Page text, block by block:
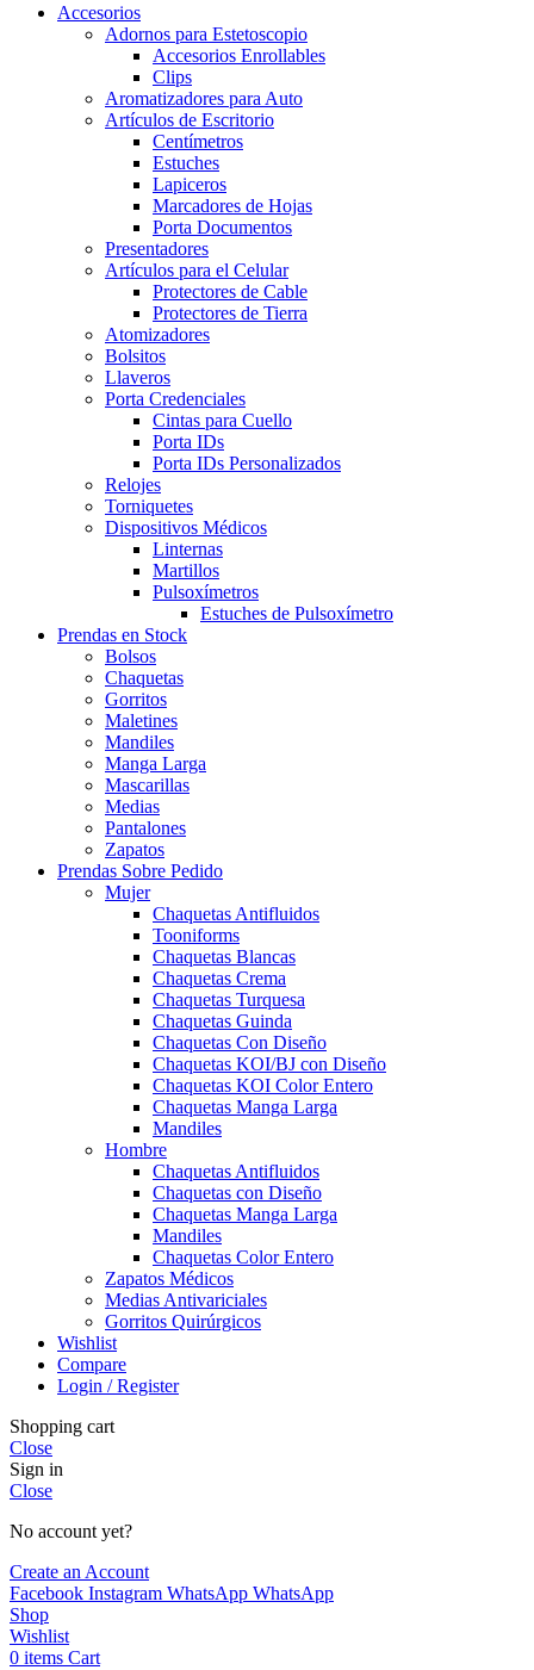
Accesorios
Adornos para Estetoscopio
Accesorios Enrollables
Clips
Aromatizadores para Auto
Artículos de Escritorio
Centímetros
Estuches
Lapiceros
Marcadores de Hojas
Porta Documentos
Presentadores
Artículos para el Celular
Protectores de Cable
Protectores de Tierra
Atomizadores
Bolsitos
Llaveros
Porta Credenciales
Cintas para Cuello
Porta IDs
Porta IDs Personalizados
Relojes
Torniquetes
Dispositivos Médicos
Linternas
Martillos
Pulsoxímetros
Estuches de Pulsoxímetro
Prendas en Stock
Bolsos
Chaquetas
Gorritos
Maletines
Mandiles
Manga Larga
Mascarillas
Medias
Pantalones
Zapatos
Prendas Sobre Pedido
Mujer
Chaquetas Antifluidos
Tooniforms
Chaquetas Blancas
Chaquetas Crema
Chaquetas Turquesa
Chaquetas Guinda
Chaquetas Con Diseño
Chaquetas KOI/BJ con Diseño
Chaquetas KOI Color Entero
Chaquetas Manga Larga
Mandiles
Hombre
Chaquetas Antifluidos
Chaquetas con Diseño
Chaquetas Manga Larga
Mandiles
Chaquetas Color Entero
Zapatos Médicos
Medias Antivariciales
Gorritos Quirúrgicos
Wishlist
Compare
Login / Register
Shopping cart
Close
Sign in
Close
No account yet?
Create an Account
Facebook Instagram WhatsApp WhatsApp
Shop
Wishlist
0 items Cart